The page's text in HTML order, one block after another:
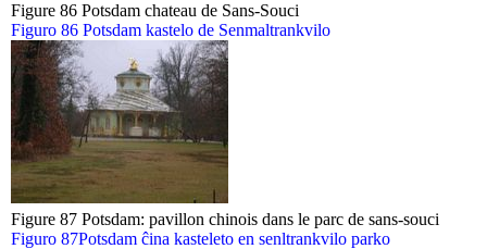
Figure 86 Potsdam chateau de Sans-Souci
Figuro 86 Potsdam kastelo de Senmaltrankvilo
Figure 87 Potsdam: pavillon chinois dans le parc de sans-souci
Figuro 87Potsdam ĉina kasteleto en senltrankvilo parko